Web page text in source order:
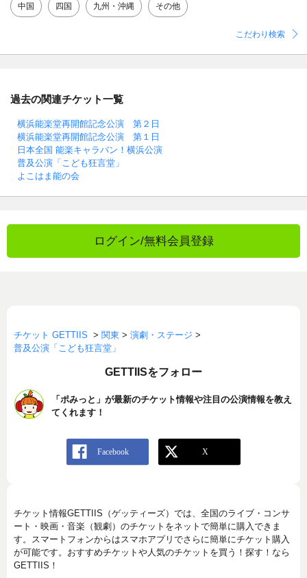
中国 四国 九州・沖縄 その他
こだわり検索
過去の関連チケット一覧
横浜能楽堂再開館記念公演 第２日
横浜能楽堂再開館記念公演 第１日
日本全国 能楽キャラバン！横浜公演
普及公演「こども狂言堂」
よこはま能の会
ログイン/無料会員登録
チケット GETTIIS > 関東 > 演劇・ステージ >
普及公演「こども狂言堂」
GETTIISをフォロー
「ポみっと」が最新のチケット情報や注目の公演情報を教え
てくれます！
チケット情報GETTIIS（ゲッティーズ）では、全国のライブ・コンサ
ート・映画・音楽（観劇）のチケットをネットで簡単に購入できま
す。スマートフォンからはスマホアプリでさらに簡単にチケット購入
が可能です。おすすめチケットや人気のチケットを買う！探す！なら
GETTIIS！